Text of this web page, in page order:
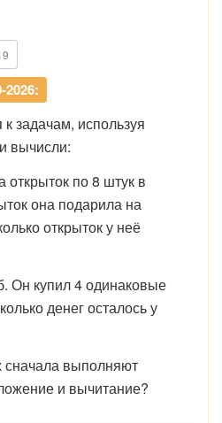
2026:
задачам, используя
вычисли:
открыток по 8 штук в
она подарила на
открыток у неё
Он купил 4 одинаковые
денег осталось у
выполняют
и вычитание?